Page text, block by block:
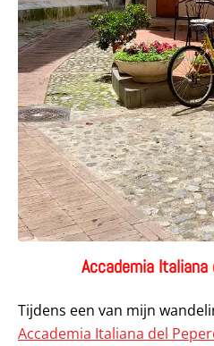
Accademia Italiana
Tijdens een van mijn
Accademia Italiana del